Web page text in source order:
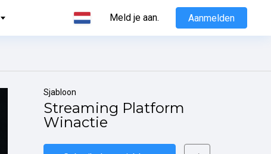
Meld je aan. Aanmelden
Sjabloon
Streaming Platform
Winactie